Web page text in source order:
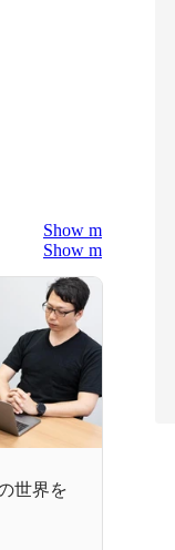
Show more
Show more
世界を